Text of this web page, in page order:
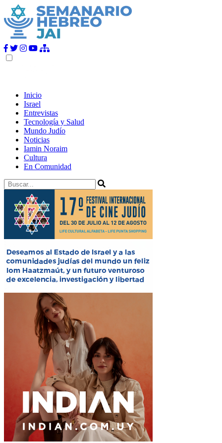
Inicio
Israel
Entrevistas
Tecnología y Salud
Mundo Judío
Noticias
Iamin Noraim
Cultura
En Comunidad